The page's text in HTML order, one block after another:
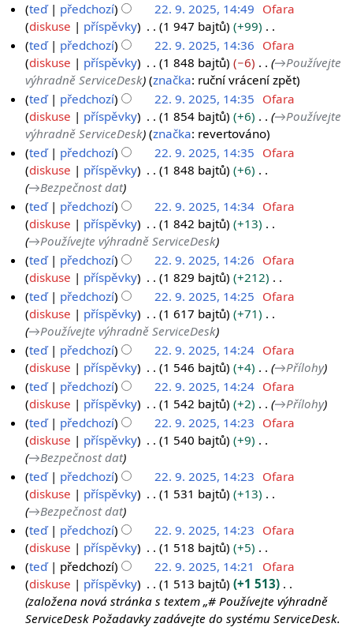
2
2
teď předchozí 22. 9. 2025, 14:49 Ofara
diskuse
příspěvky 1 947 bajtů
+99
B
e
z
s
h
r
n
u
t
í
e
d
i
t
a
c
e
teď předchozí 22. 9. 2025, 14:36 Ofara
diskuse
příspěvky 1 848 bajtů −6 →Používejte
výhradně ServiceDesk
značka: ruční vrácení zpět
teď
předchozí 22. 9. 2025, 14:35 Ofara
diskuse
příspěvky 1 854 bajtů +6 →Používejte
výhradně ServiceDesk
značka: revertováno
teď
předchozí 22. 9. 2025, 14:35 Ofara
diskuse
příspěvky 1 848 bajtů
+6
→Bezpečnost dat
teď
předchozí 22. 9. 2025, 14:34 Ofara
diskuse
příspěvky 1 842 bajtů
+13
→Používejte výhradně ServiceDesk
teď
předchozí 22. 9. 2025, 14:26 Ofara
diskuse
příspěvky 1 829 bajtů
+212
B
e
z
s
h
r
n
u
t
í
e
d
i
t
a
c
e
teď předchozí 22. 9. 2025, 14:25 Ofara
diskuse
příspěvky 1 617 bajtů
+71
→Používejte výhradně ServiceDesk
teď
předchozí 22. 9. 2025, 14:24 Ofara
diskuse
příspěvky 1 546 bajtů +4 →Přílohy
teď
předchozí 22. 9. 2025, 14:24 Ofara
diskuse
příspěvky 1 542 bajtů +2 →Přílohy
teď
předchozí 22. 9. 2025, 14:23 Ofara
diskuse
příspěvky 1 540 bajtů
+9
→Bezpečnost dat
teď
předchozí 22. 9. 2025, 14:23 Ofara
diskuse
příspěvky 1 531 bajtů
+13
→Bezpečnost dat
teď
předchozí 22. 9. 2025, 14:23 Ofara
diskuse
příspěvky 1 518 bajtů
+5
B
e
z
s
teď předchozí 22. 9. 2025, 14:21
Ofara
diskuse
příspěvky 1 513 bajtů
+1 513
založena nová stránka s textem „# Používejte výhradně
ServiceDesk Požadavky zadávejte do systému ServiceDesk.